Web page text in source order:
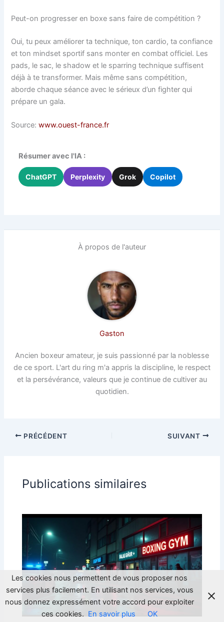
Peut-on progresser en boxe sans faire de compétition ?
Oui, tu peux améliorer ta technique, ton cardio, ta confiance
et ton mindset sportif sans monter en combat officiel. Les
pads, le sac, le shadow et le sparring technique suffisent
déjà à te transformer. Mais même sans compétition,
aborde chaque séance avec le sérieux d’un fighter qui
prépare un gala.
Source:www.ouest-france.fr
Résumer avec l'IA :
ChatGPT Perplexity Grok Copilot
À propos de l'auteur
Gaston
Ancien boxeur amateur, je suis passionné par la noblesse
de ce sport. L'art du ring m'a appris la discipline, le respect
et la persévérance, valeurs que je continue de cultiver au
quotidien.
PRÉCÉDENT SUIVANT
Publications similaires
Les cookies nous permettent de vous proposer nos
services plus facilement. En utilisant nos services, vous
nous donnez expressément votre accord pour exploiter
ces cookies. En savoir plus OK